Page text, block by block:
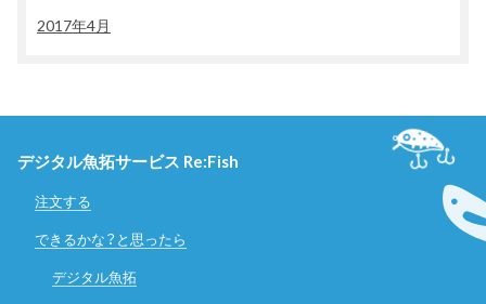
2017年4月
デジタル魚拓サービス Re:Fish
注文する
できるかな？と思ったら
デジタル魚拓